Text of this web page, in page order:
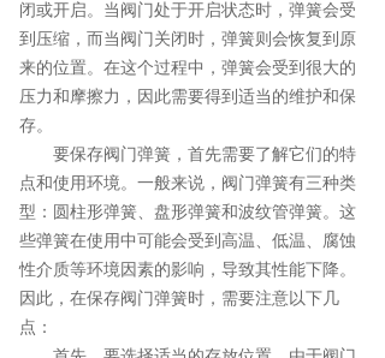
闭或开启。当阀门处于开启状态时，弹簧会受
到压缩，而当阀门关闭时，弹簧则会恢复到原
来的位置。在这个过程中，弹簧会受到很大的
压力和摩擦力，因此需要得到适当的维护和保
存。
要保存阀门弹簧，首先需要了解它们的特
点和使用环境。一般来说，阀门弹簧有三种类
型：圆柱形弹簧、盘形弹簧和波纹管弹簧。这
些弹簧在使用中可能会受到高温、低温、腐蚀
性介质等环境因素的影响，导致其性能下降。
因此，在保存阀门弹簧时，需要注意以下几
点：